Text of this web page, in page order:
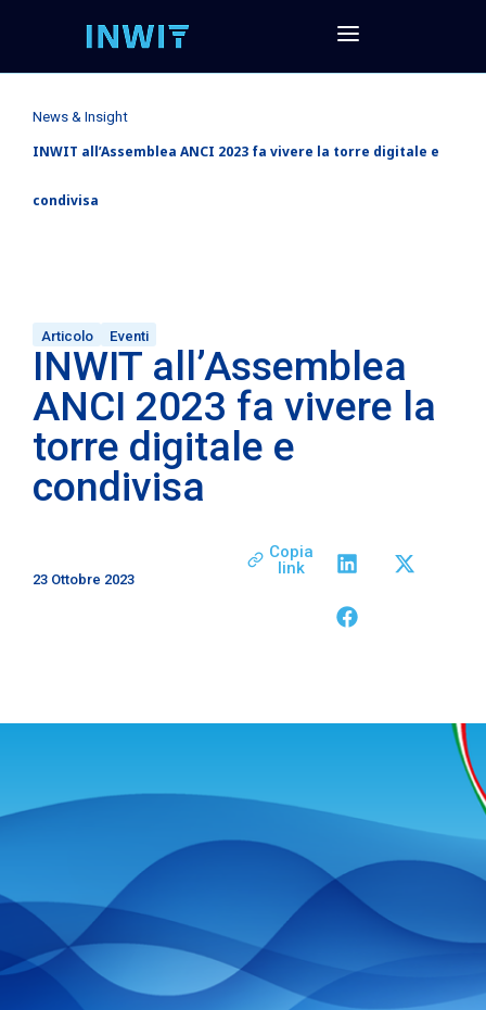
News & Insight
INWIT all’Assemblea ANCI 2023 fa vivere la torre digitale e
condivisa
Articolo Eventi
INWIT all’Assemblea
ANCI 2023 fa vivere la
torre digitale e
condivisa
23 Ottobre 2023
Copia
link